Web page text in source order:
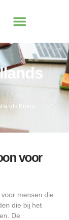
Kroon
voor
mensen die
die bij het
De